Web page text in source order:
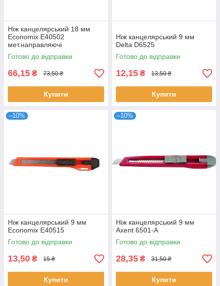
Ніж канцелярський 18 мм
Economix E40502
мет.направляючі
Готово до відправки
66,15 ₴ 73,50 ₴
Купити
Ніж канцелярський 9 мм
Delta D6525
Готово до відправки
12,15 ₴ 13,50 ₴
Купити
–10%
Ніж канцелярський 9 мм
Economix E40515
Готово до відправки
13,50 ₴ 15 ₴
Купити
–10%
Ніж канцелярський 9 мм
Axent 6501-A
Готово до відправки
28,35 ₴ 31,50 ₴
Купити